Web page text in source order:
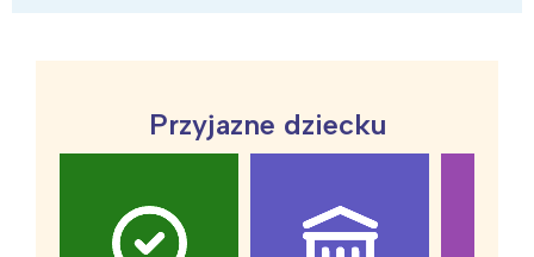
Przyjazne dziecku